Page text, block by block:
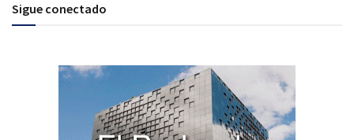
Sigue conectado